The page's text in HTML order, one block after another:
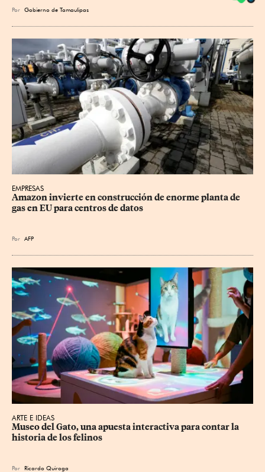
Por Gobierno de Tamaulipas
EMPRESAS
Amazon invierte en construcción de enorme planta de
gas en EU para centros de datos
Por AFP
ARTE E IDEAS
Museo del Gato, una apuesta interactiva para contar la
historia de los felinos
Por Ricardo Quiroga